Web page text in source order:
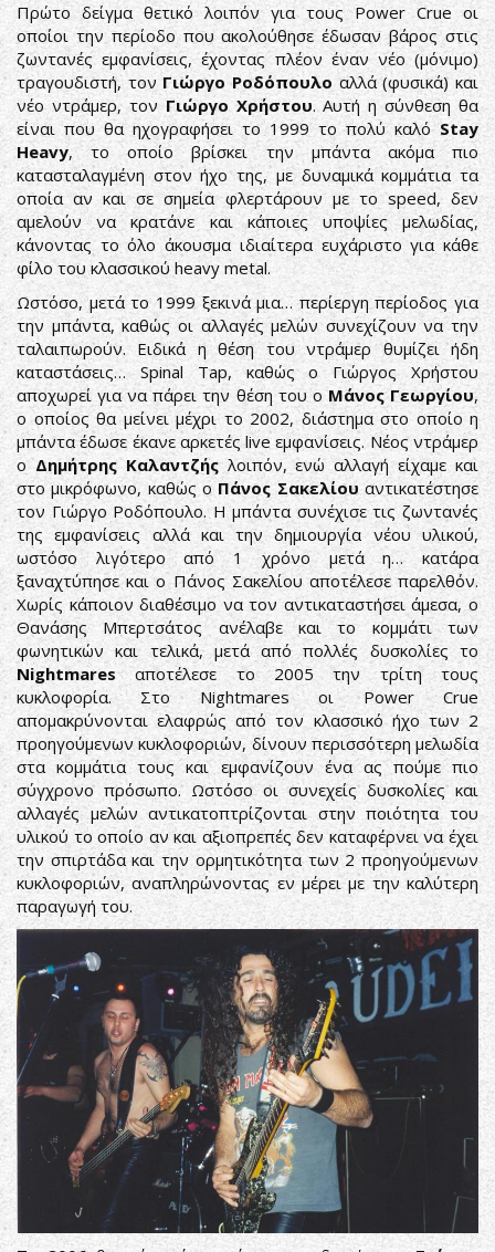
Πρώτο δείγμα θετικό λοιπόν για τους Power Crue οι
οποίοι την περίοδο που ακολούθησε έδωσαν βάρος στις
ζωντανές εμφανίσεις, έχοντας πλέον έναν νέο (μόνιμο)
τραγουδιστή, τονΓιώργο Ροδόπουλο αλλά (φυσικά) και
νέο ντράμερ, τον Γιώργο Χρήστου. Αυτή η σύνθεση θα
είναι που θα ηχογραφήσει το 1999 το πολύ καλό Stay
Heavy, το οποίο βρίσκει την μπάντα ακόμα πιο
κατασταλαγμένη στον ήχο της, με δυναμικά κομμάτια τα
οποία αν και σε σημεία φλερτάρουν με το speed, δεν
αμελούν να κρατάνε και κάποιες υποψίες μελωδίας,
κάνοντας το όλο άκουσμα ιδιαίτερα ευχάριστο για κάθε
φίλο του κλασσικού heavy metal.
Ωστόσο, μετά το 1999 ξεκινά μια… περίεργη περίοδος για
την μπάντα, καθώς οι αλλαγές μελών συνεχίζουν να την
ταλαιπωρούν. Ειδικά η θέση του ντράμερ θυμίζει ήδη
καταστάσεις… Spinal Tap, καθώς ο Γιώργος Χρήστου
αποχωρεί για να πάρει την θέση του οΜάνος Γεωργίου,
ο οποίος θα μείνει μέχρι το 2002, διάστημα στο οποίο η
μπάντα έδωσε έκανε αρκετές live εμφανίσεις. Νέος ντράμερ
οΔημήτρης Καλαντζήςλοιπόν, ενώ αλλαγή είχαμε και
στο μικρόφωνο, καθώς οΠάνος Σακελίουαντικατέστησε
τον Γιώργο Ροδόπουλο. Η μπάντα συνέχισε τις ζωντανές
της εμφανίσεις αλλά και την δημιουργία νέου υλικού,
ωστόσο λιγότερο από 1 χρόνο μετά η… κατάρα
ξαναχτύπησε και ο Πάνος Σακελίου αποτέλεσε παρελθόν.
Χωρίς κάποιον διαθέσιμο να τον αντικαταστήσει άμεσα, ο
Θανάσης Μπερτσάτος ανέλαβε και το κομμάτι των
φωνητικών και τελικά, μετά από πολλές δυσκολίες το
Nightmaresαποτέλεσε το 2005 την τρίτη τους
κυκλοφορία. Στο Nightmares οι Power Crue
απομακρύνονται ελαφρώς από τον κλασσικό ήχο των 2
προηγούμενων κυκλοφοριών, δίνουν περισσότερη μελωδία
στα κομμάτια τους και εμφανίζουν ένα ας πούμε πιο
σύγχρονο πρόσωπο. Ωστόσο οι συνεχείς δυσκολίες και
αλλαγές μελών αντικατοπτρίζονται στην ποιότητα του
υλικού το οποίο αν και αξιοπρεπές δεν καταφέρνει να έχει
την σπιρτάδα και την ορμητικότητα των 2 προηγούμενων
κυκλοφοριών, αναπληρώνοντας εν μέρει με την καλύτερη
παραγωγή του.